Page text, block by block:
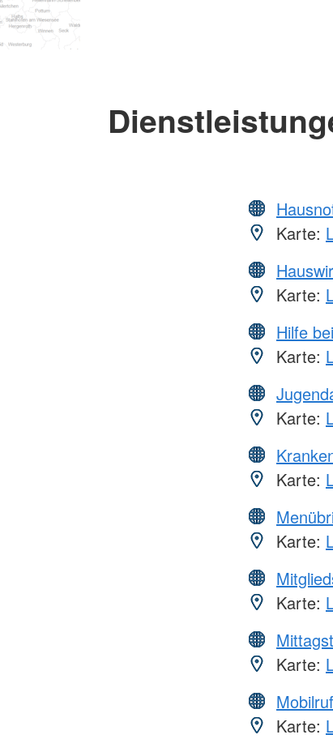
Karte:
Karte:
Hilfe
Karte:
Karte:
Karte:
Karte:
Karte:
Karte:
Mobilruf
Karte: